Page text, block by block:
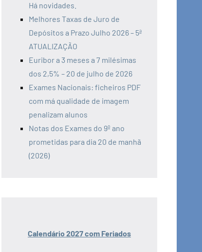
Há novidades.
Melhores Taxas de Juro de
Depósitos a Prazo Julho 2026 – 5ª
ATUALIZAÇÃO
Euribor a 3 meses a 7 milésimas
dos 2,5% – 20 de julho de 2026
Exames Nacionais: ficheiros PDF
com má qualidade de imagem
penalizam alunos
Notas dos Exames do 9º ano
prometidas para dia 20 de manhã
(2026)
Calendário 2027 com Feriados